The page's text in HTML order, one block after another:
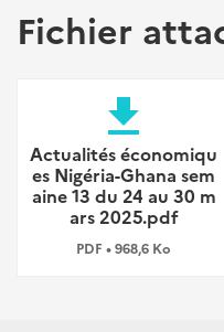
Fichier
file_download
Actualités économiqu
es Nigéria-Ghana sem
aine 13 du 24 au 30 m
ars 2025.pdf
PDF • 968,6 Ko